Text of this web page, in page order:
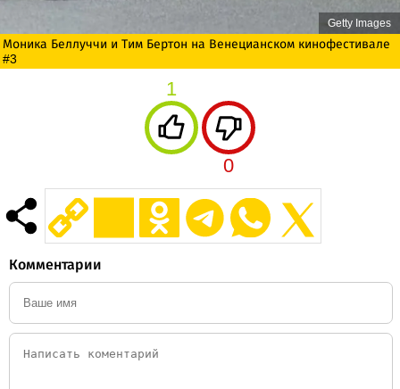
Getty Images
Моника Беллуччи и Тим Бертон на Венецианском кинофестивале
#3
1
0
Комментарии